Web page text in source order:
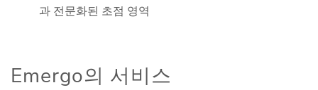
과 전문화된 초점 영역
Emergo의 서비스